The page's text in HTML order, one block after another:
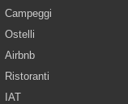
Campeggi
Ostelli
Airbnb
Ristoranti
IAT